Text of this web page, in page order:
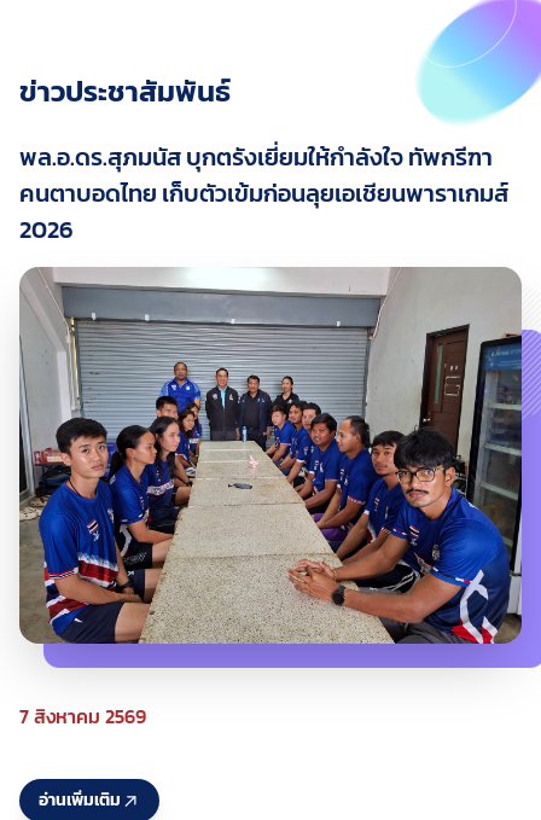
ข่าวประชาสัมพันธ์
พล.อ.ดร.สุภมนัส บุกตรังเยี่ยมให้กำลังใจ ทัพกรีฑา
คนตาบอดไทย เก็บตัวเข้มก่อนลุยเอเชียนพาราเกมส์
2026
7 สิงหาคม 2569
อ่านเพิ่มเติม